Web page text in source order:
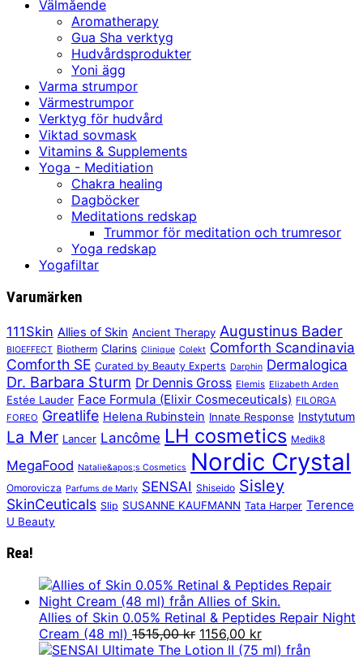
Välmående
Aromatherapy
Gua Sha verktyg
Hudvårdsprodukter
Yoni ägg
Varma strumpor
Värmestrumpor
Verktyg för hudvård
Viktad sovmask
Vitamins & Supplements
Yoga - Meditiation
Chakra healing
Dagböcker
Meditations redskap
Trummor för meditation och trumresor
Yoga redskap
Yogafiltar
Varumärken
111Skin Allies of Skin Ancient Therapy Augustinus Bader
BIOEFFECT Biotherm Clarins Clinique Colekt Comforth Scandinavia
Comforth SE Curated by Beauty Experts Darphin Dermalogica
Dr. Barbara Sturm Dr Dennis Gross Elemis Elizabeth Arden
Estée Lauder Face Formula (Elixir Cosmeceuticals) FILORGA
FOREO Greatlife Helena Rubinstein Innate Response Instytutum
La Mer Lancer Lancôme LH cosmetics Medik8
MegaFood Natalie&apos;s Cosmetics Nordic Crystal
Omorovicza Parfums de Marly SENSAI Shiseido Sisley
SkinCeuticals Slip SUSANNE KAUFMANN Tata Harper Terence
U Beauty
Rea!
Allies of Skin 0.05% Retinal & Peptides Repair Night
Cream (48 ml) 1515,00kr Det
ursprungliga
1156,00 krDet
nuvarande